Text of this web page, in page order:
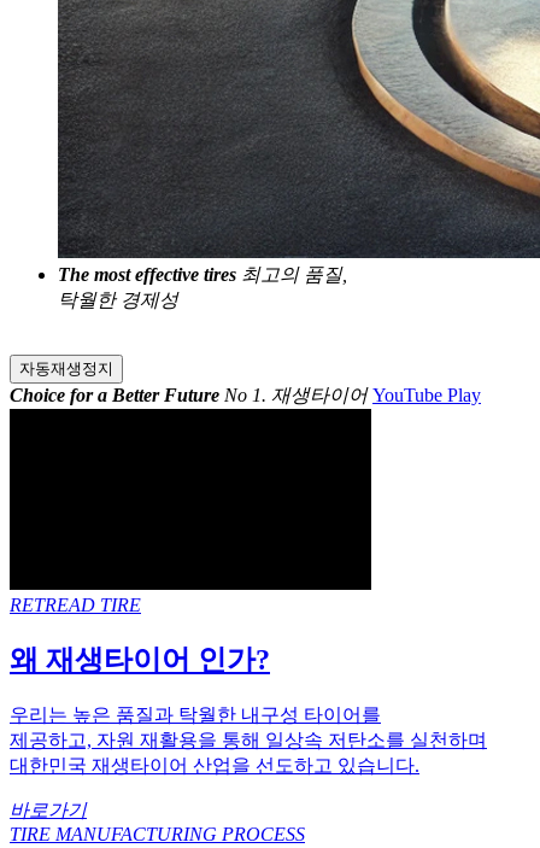
The most effective tires 최고의 품질,
탁월한 경제성
자동재생정지
Choice for a Better Future No 1. 재생타이어 YouTube Play
RETREAD TIRE
왜 재생타이어 인가?
우리는 높은 품질과 탁월한 내구성 타이어를
제공하고, 자원 재활용을 통해 일상속 저탄소를 실천하며
대한민국 재생타이어 산업을 선도하고 있습니다.
바로가기
TIRE MANUFACTURING PROCESS